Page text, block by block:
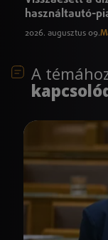
használtautó-
2026. augusztus 09.
A